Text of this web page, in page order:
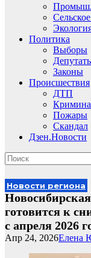
Политика
Выборы
Законы
Происшествия
ДТП
Пожары
Скандал
Дзен.Новости
Новости региона
готовится к
с апреля 2026
Елена
Апр 24, 2026